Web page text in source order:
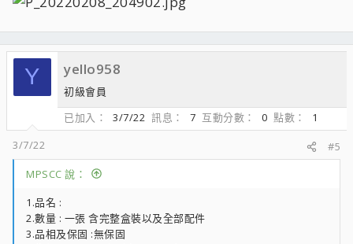
Y yello958
初級會員
已加入
3/7/22 訊息 7 互動分數 0 點數
1
3/7/22
#5
MPSCC 說：
1.品名 :
2.數量 : 一張 含完整盒裝以及全部配件
3.品相及保固 :無保固